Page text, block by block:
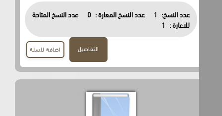
عدد النسخ: 1 عدد النسخ المعارة : 0
عدد النسخ المتاحة
للاعارة :
1
اضافة للسلة